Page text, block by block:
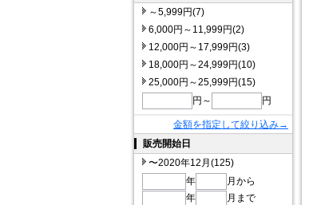
～5,999円(7)
6,000円～11,999円(2)
12,000円～17,999円(3)
18,000円～24,999円(10)
25,000円～25,999円(15)
円～
円
金額を指定して絞り込み→
販売開始日
〜2020年12月(125)
年
月から
年
月まで